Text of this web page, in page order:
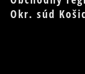
Okr. súd